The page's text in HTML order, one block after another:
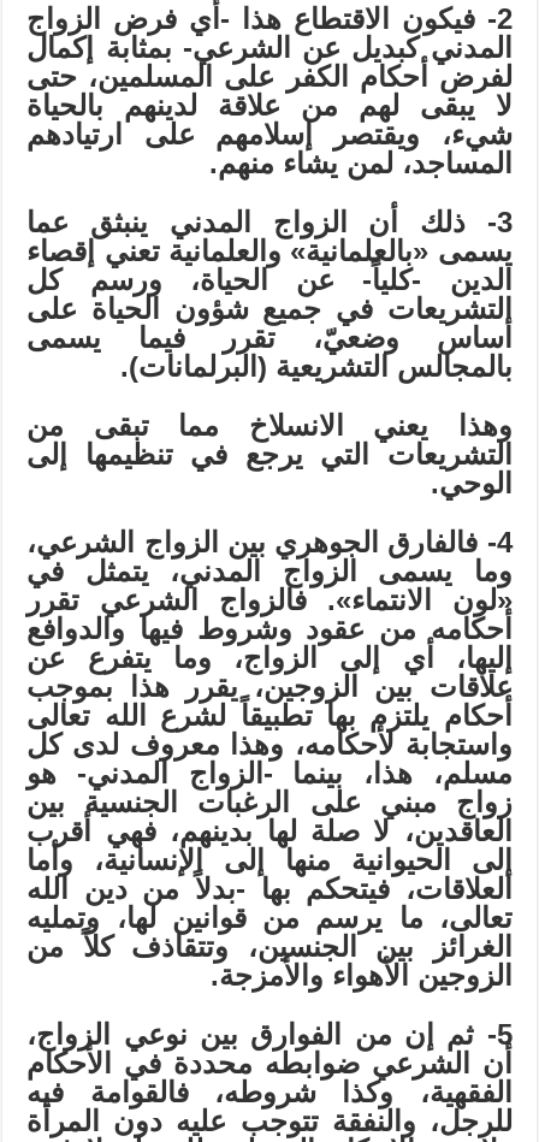
2- فيكون الاقتطاع هذا -أي فرض الزواج
المدني كبديل عن الشرعي- بمثابة إكمال
لفرض أحكام الكفر على المسلمين، حتى
لا يبقى لهم من علاقة لدينهم بالحياة
شيء، ويقتصر إسلامهم على ارتيادهم
المساجد، لمن يشاء منهم.
3- ذلك أن الزواج المدني ينبثق عما
يسمى «بالعلمانية» والعلمانية تعني إقصاء
الدين -كلياً- عن الحياة، ورسم كل
التشريعات في جميع شؤون الحياة على
أساس وضعيّ، تقرر فيما يسمى
بالمجالس التشريعية (البرلمانات).
وهذا يعني الانسلاخ مما تبقى من
التشريعات التي يرجع في تنظيمها إلى
الوحي.
4- فالفارق الجوهري بين الزواج الشرعي،
وما يسمى الزواج المدني، يتمثل في
«لون الانتماء». فالزواج الشرعي تقرر
أحكامه من عقود وشروط فيها والدوافع
إليها، أي إلى الزواج، وما يتفرع عن
علاقات بين الزوجين، يقرر هذا بموجب
أحكام يلتزم بها تطبيقاً لشرع الله تعالى
واستجابة لأحكامه، وهذا معروف لدى كل
مسلم، هذا، بينما -الزواج المدني- هو
زواج مبني على الرغبات الجنسية بين
العاقدين، لا صلة لها بدينهم، فهي أقرب
إلى الحيوانية منها إلى الإنسانية، وأما
العلاقات، فيتحكم بها -بدلاً من دين الله
تعالى، ما يرسم من قوانين لها، وتمليه
الغرائز بين الجنسين، وتتقاذف كلاً من
الزوجين الأهواء والأمزجة.
5- ثم إن من الفوارق بين نوعي الزواج،
أن الشرعي ضوابطه محددة في الأحكام
الفقهية، وكذا شروطه، فالقوامة فيه
للرجل، والنفقة تتوجب عليه دون المرأة